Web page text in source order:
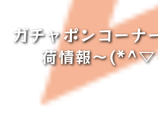
ガチャポンコーナ
荷情報～